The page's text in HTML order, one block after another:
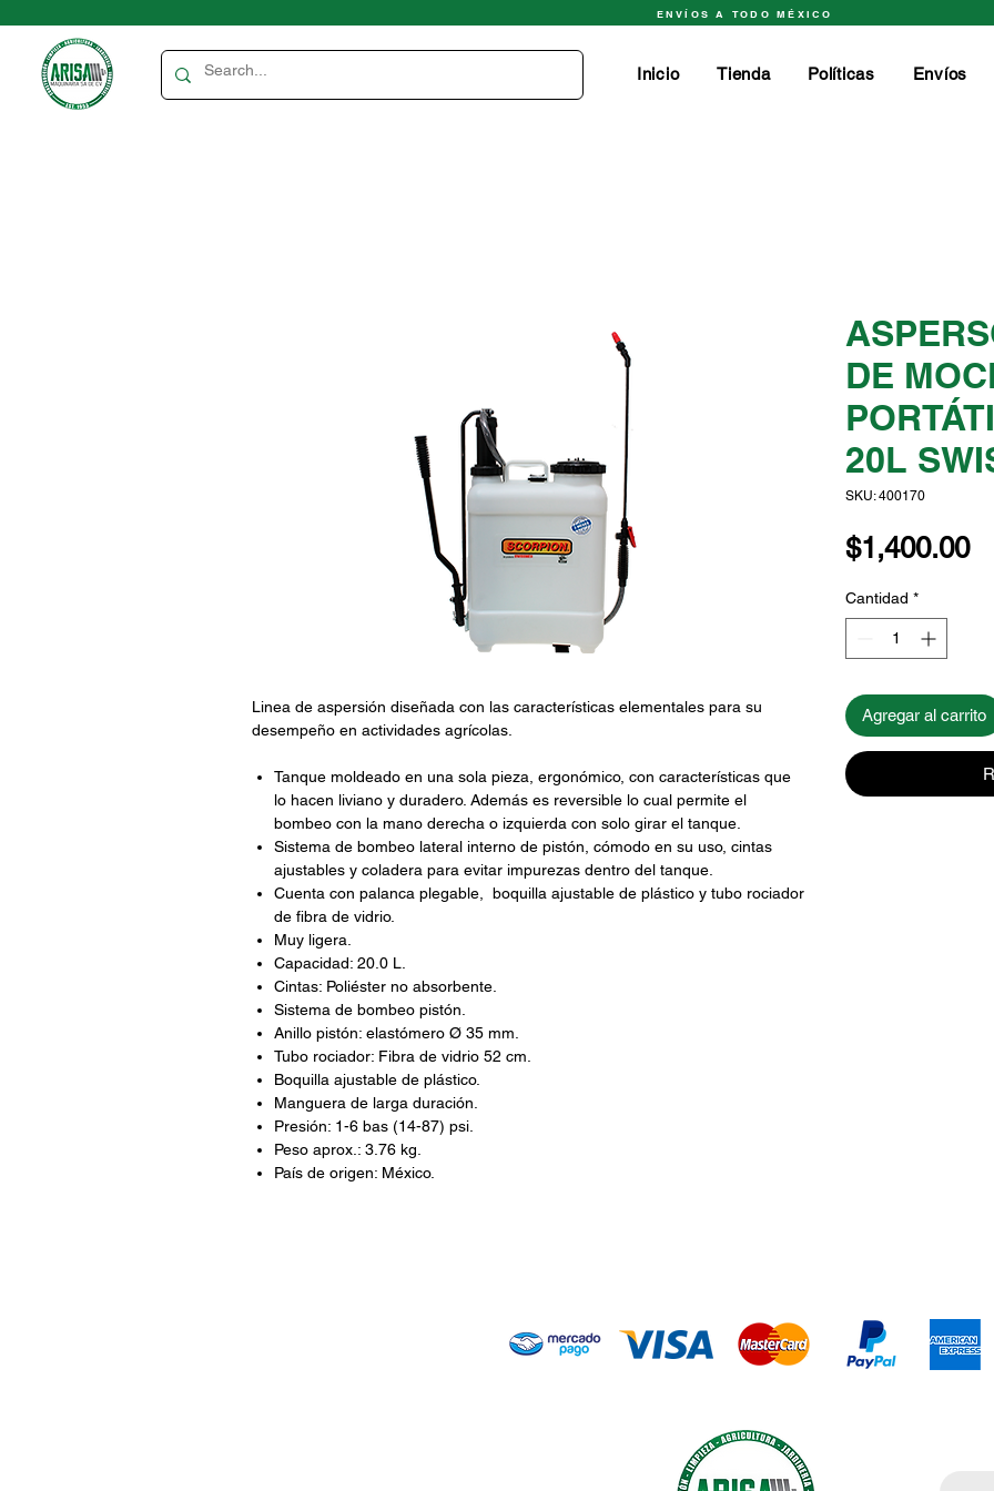
ENVÍOS A TODO MÉXICO
Inicio Tienda Políticas Envíos
Linea de aspersión diseñada con las características elementales para su
desempeño en actividades agrícolas.
Tanque moldeado en una sola pieza, ergonómico, con características que
lo hacen liviano y duradero. Además es reversible lo cual permite el
bombeo con la mano derecha o izquierda con solo girar el tanque.
Sistema de bombeo lateral interno de pistón, cómodo en su uso, cintas
ajustables y coladera para evitar impurezas dentro del tanque.
Cuenta con palanca plegable, boquilla ajustable de plástico y tubo rociador
de fibra de vidrio.
Muy ligera.
Capacidad: 20.0 L.
Cintas: Poliéster no absorbente.
Sistema de bombeo pistón.
Anillo pistón: elastómero Ø 35 mm.
Tubo rociador: Fibra de vidrio 52 cm.
Boquilla ajustable de plástico.
Manguera de larga duración.
Presión: 1-6 bas (14-87) psi.
Peso aprox.: 3.76 kg.
País de origen: México.
DE
20L
SKU: 400170
$1,400.00
Cantidad *
Agregar al carrito